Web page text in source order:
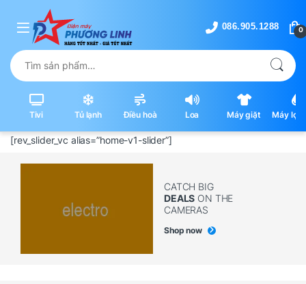
Skip to navigation
Skip to content
0
Tìm kiếm:
Tivi Tủ lạnh Điều hoà Loa Máy giặt
Máy lọc
[rev_slider_vc alias=”home-v1-slider”]
CATCH BIG
DEALS ON THE
CAMERAS
Shop now